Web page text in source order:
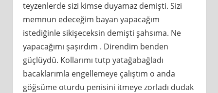
teyzenlerde sizi kimse duyamaz demişti. Sizi
memnun edeceğim bayan yapacağım
istediğinle sikişeceksin demişti şahsıma. Ne
yapacağımı şaşırdım . Direndim benden
güçlüydü. Kollarımı tutp yatağabağladı
bacaklarımla engellemeye çalıştım o anda
göğsüme oturdu penisini itmeye zorladı dudak